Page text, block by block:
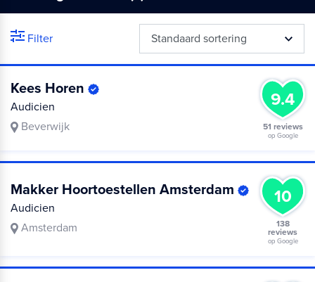
Filter
Kees Horen
Audicien
Beverwijk
9.4
51 reviews
op Google
Makker Hoortoestellen Amsterdam
Audicien
Amsterdam
10
138
reviews
op Google